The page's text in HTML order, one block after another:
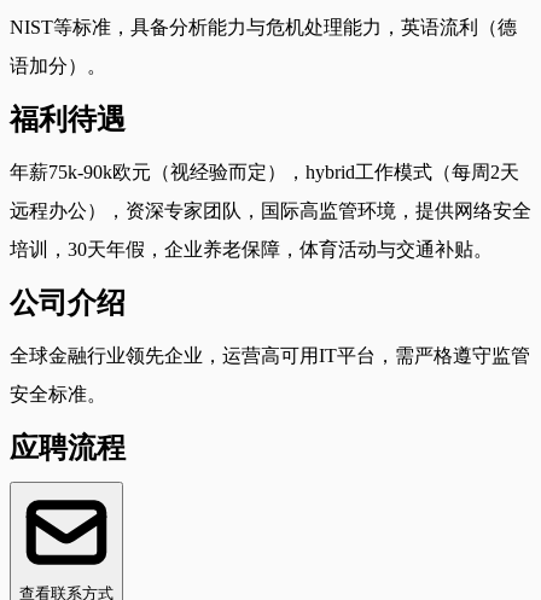
NIST等标准，具备分析能力与危机处理能力，英语流利（德
语加分）。
福利待遇
年薪75k-90k欧元（视经验而定），hybrid工作模式（每周2天
远程办公），资深专家团队，国际高监管环境，提供网络安全
培训，30天年假，企业养老保障，体育活动与交通补贴。
公司介绍
全球金融行业领先企业，运营高可用IT平台，需严格遵守监管
安全标准。
应聘流程
查看联系方式